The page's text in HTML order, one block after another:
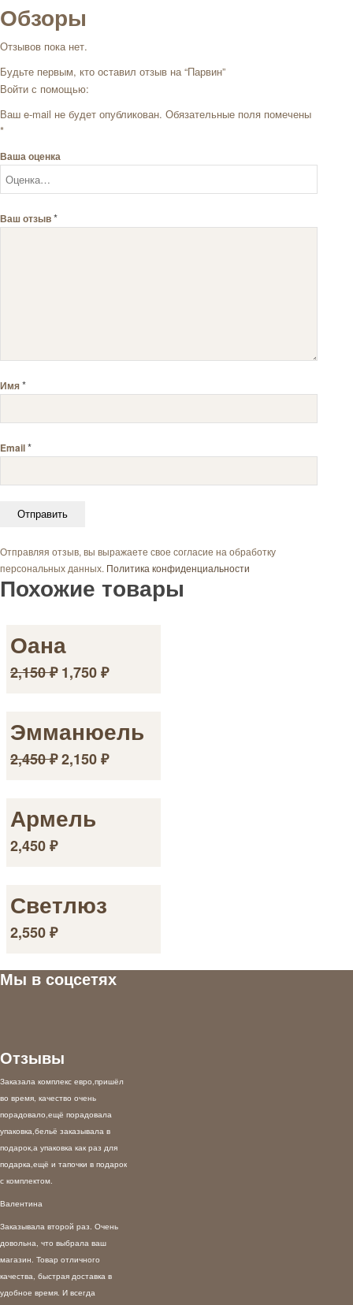
Обзоры
Отзывов пока нет.
Будьте первым, кто оставил отзыв на “Парвин”
Войти с помощью:
Ваш e-mail не будет опубликован. Обязательные поля помечены
*
Ваша оценка
Ваш отзыв*
Имя*
Email*
Отправляя отзыв, вы выражаете свое согласие на обработку
персональных данных. Политика конфиденциальности
Похожие товары
Оана
2,150₽ 1,750₽
Эмманюель
2,450₽2,150₽
Армель
2,450₽
Светлюз
2,550₽
Мы в соцсетях
Отзывы
Заказала комплекс евро,пришёл
во время, качество очень
порадовало,ещё порадовала
упаковка,бельё заказывала в
подарок,а упаковка как раз для
подарка,ещё и тапочки в подарок
с комплектом.
Валентина
Заказывала второй раз. Очень
довольна, что выбрала ваш
магазин. Товар отличного
качества, быстрая доставка в
удобное время. И всегда